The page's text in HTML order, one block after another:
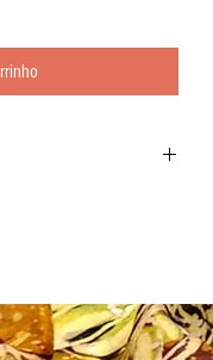
Gauguin, Klint, Kandinsky,